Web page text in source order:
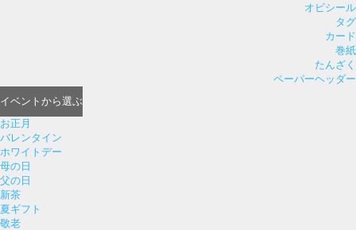
オビシール
タグ
カード
巻紙
たんざく
ペーパーヘッダー
イベント から選ぶ
お正月
バレンタイン
ホワイトデー
母の日
父の日
新茶
夏ギフト
敬老